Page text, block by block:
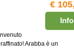
€
Info
Arabba è un